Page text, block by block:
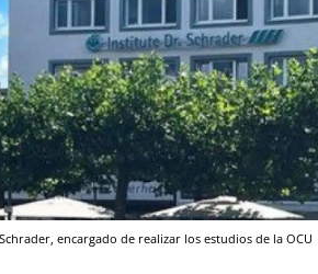
encargado de realizar los estudios de la OCU